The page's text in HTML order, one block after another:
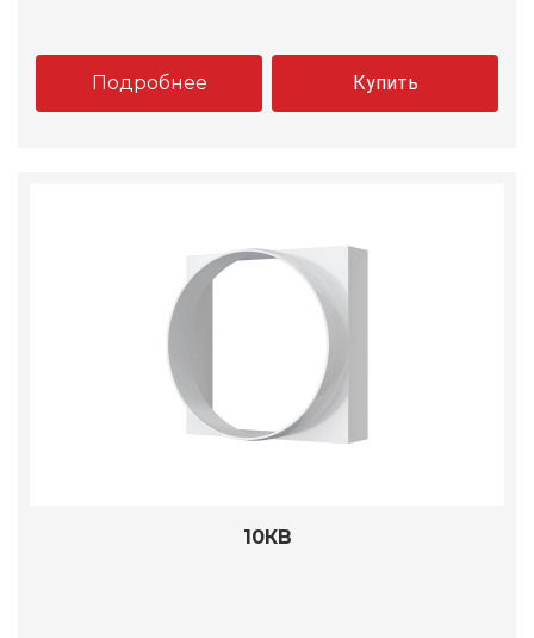
Подробнее Купить
10КВ